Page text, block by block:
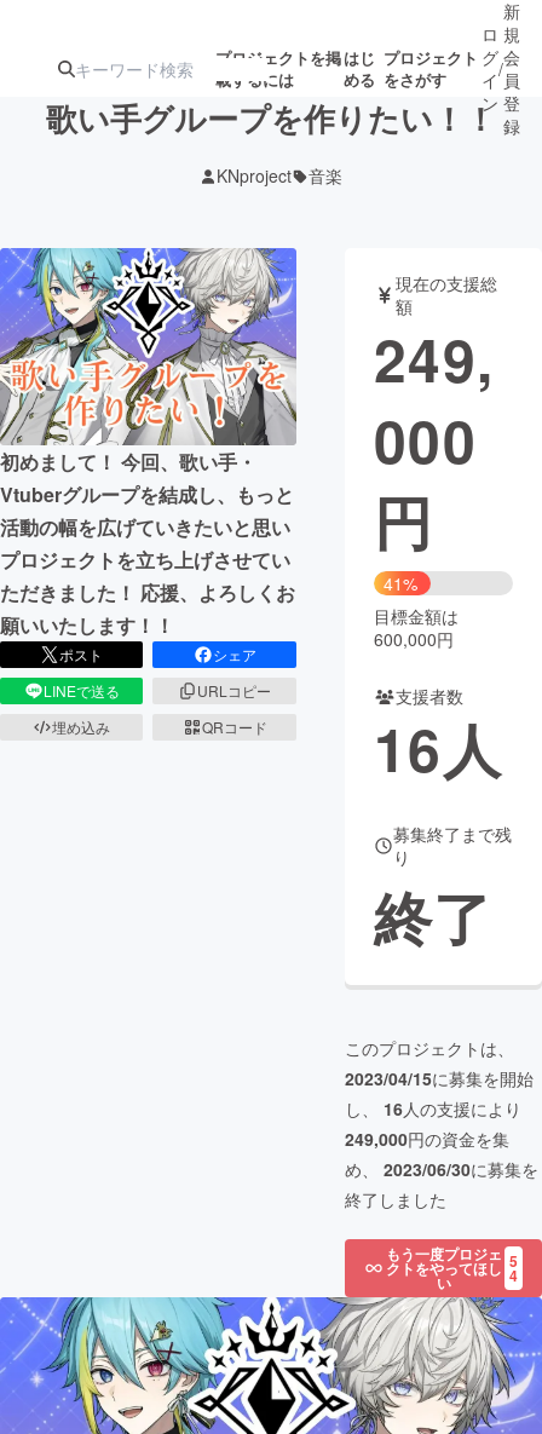
プロジェクトを掲
載するには
はじ
める
プロジェクト
をさがす
アート・写真
テクノロジー・ガジェット ゲーム・サ
映像・映画 書籍・雑誌
ビジネス・起業
まちづくり・地域活性化
CAMPFIRE for Social Good
CAMPFIREふるさと納税
コミュニティ
ロ
グ
イ
ン
/
新
規
会
員
登
録
歌い手グループを作りたい！！
KNproject 音楽
初めまして！ 今回、歌い手・
Vtuberグループを結成し、もっと
活動の幅を広げていきたいと思い
プロジェクトを立ち上げさせてい
ただきました！ 応援、よろしくお
願いいたします！！
ポスト
シェア
LINEで送る
URLコピー
埋め込み
QRコード
現在の支援総
額
249,
000
円
41%
目標金額は
600,000円
支援者数
16人
募集終了まで残
り
終了
このプロジェクトは、
2023/04/15に募集を開始
し、 16人の支援により
249,000円の資金を集
め、 2023/06/30に募集を
終了しました
もう一度プロジェ
クトをやってほし
い
5
4